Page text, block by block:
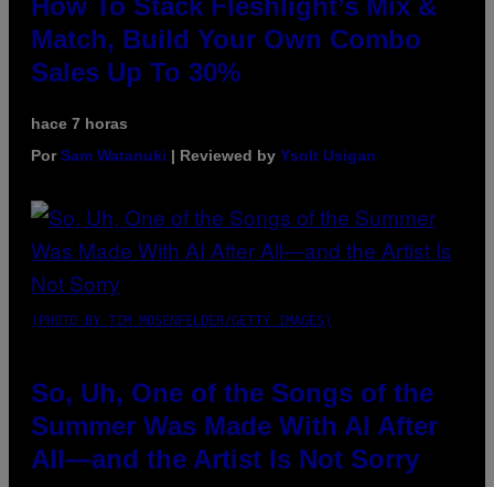
Match, Build Your Own Combo
Sales Up To 30%
hace 7 horas
PorSam Watanuki | Reviewed by Ysolt Usigan
(PHOTO BY TIM MOSENFELDER/GETTY IMAGES)
So, Uh, One of the Songs of the
Summer Was Made With AI After
All—and the Artist Is Not Sorry